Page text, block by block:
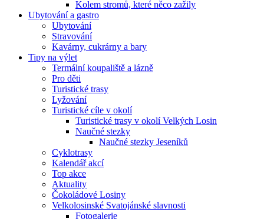
Kolem stromů, které něco zažily
Ubytování a gastro
Ubytování
Stravování
Kavárny, cukrárny a bary
Tipy na výlet
Termální koupaliště a lázně
Pro děti
Turistické trasy
Lyžování
Turistické cíle v okolí
Turistické trasy v okolí Velkých Losin
Naučné stezky
Naučné stezky Jeseníků
Cyklotrasy
Kalendář akcí
Top akce
Aktuality
Čokoládové Losiny
Velkolosinské Svatojánské slavnosti
Fotogalerie